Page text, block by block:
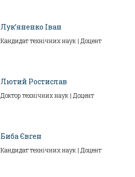
Лук’яненко Іван
Кандидат технічних наук | Доцент
Лютий Ростислав
Доктор технічних наук | Доцент
Биба Євген
Кандидат технічних наук | Доцент